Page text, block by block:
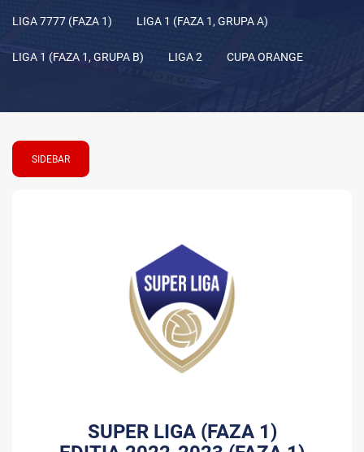
LIGA 7777 (FAZA 1) LIGA 1 (FAZA 1, GRUPA A)
LIGA 1 (FAZA 1, GRUPA B) LIGA 2 CUPA ORANGE
SIDEBAR
SUPER LIGA (FAZA 1)